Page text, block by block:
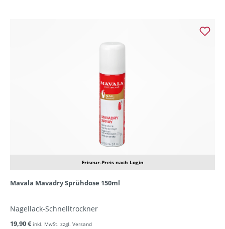
Friseur-Preis nach Login
Mavala Mavadry Sprühdose 150ml
Nagellack-Schnelltrockner
19,90 € inkl. MwSt. zzgl. Versand